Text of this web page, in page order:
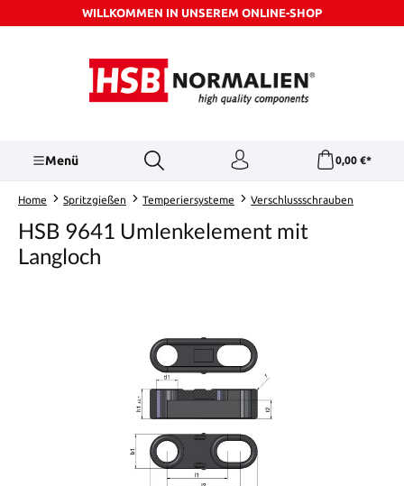
Zum Hauptinhalt springenWILLKOMMEN IN UNSEREM ONLINE-SHOP
Menü 0,00 €*
Home Spritzgießen Temperiersysteme Verschlussschrauben
HSB 9641 Umlenkelement mit
Langloch